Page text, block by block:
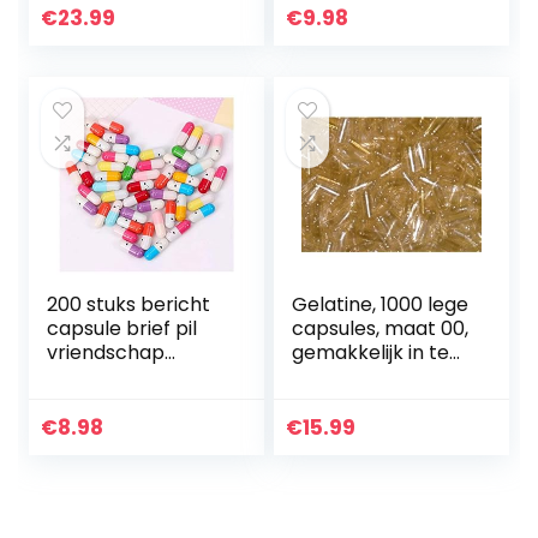
avonds, wekelijkse
€23.99
stuks)
€9.98
200 stuks bericht
capsule brief pil
vriendschap
willekeurige kleur
€8.98
Gelatine, 1000 lege
capsules, maat 00,
gemakkelijk in te
zonder
€15.99